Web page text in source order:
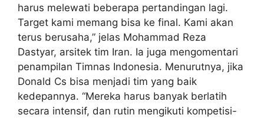
harus melewati beberapa pertandingan lagi.
Target kami memang bisa ke final. Kami akan
terus berusaha,” jelas Mohammad Reza
Dastyar, arsitek tim Iran. Ia juga mengomentari
penampilan Timnas Indonesia. Menurutnya, jika
Donald Cs bisa menjadi tim yang baik
kedepannya. “Mereka harus banyak berlatih
secara intensif, dan rutin mengikuti kompetisi-